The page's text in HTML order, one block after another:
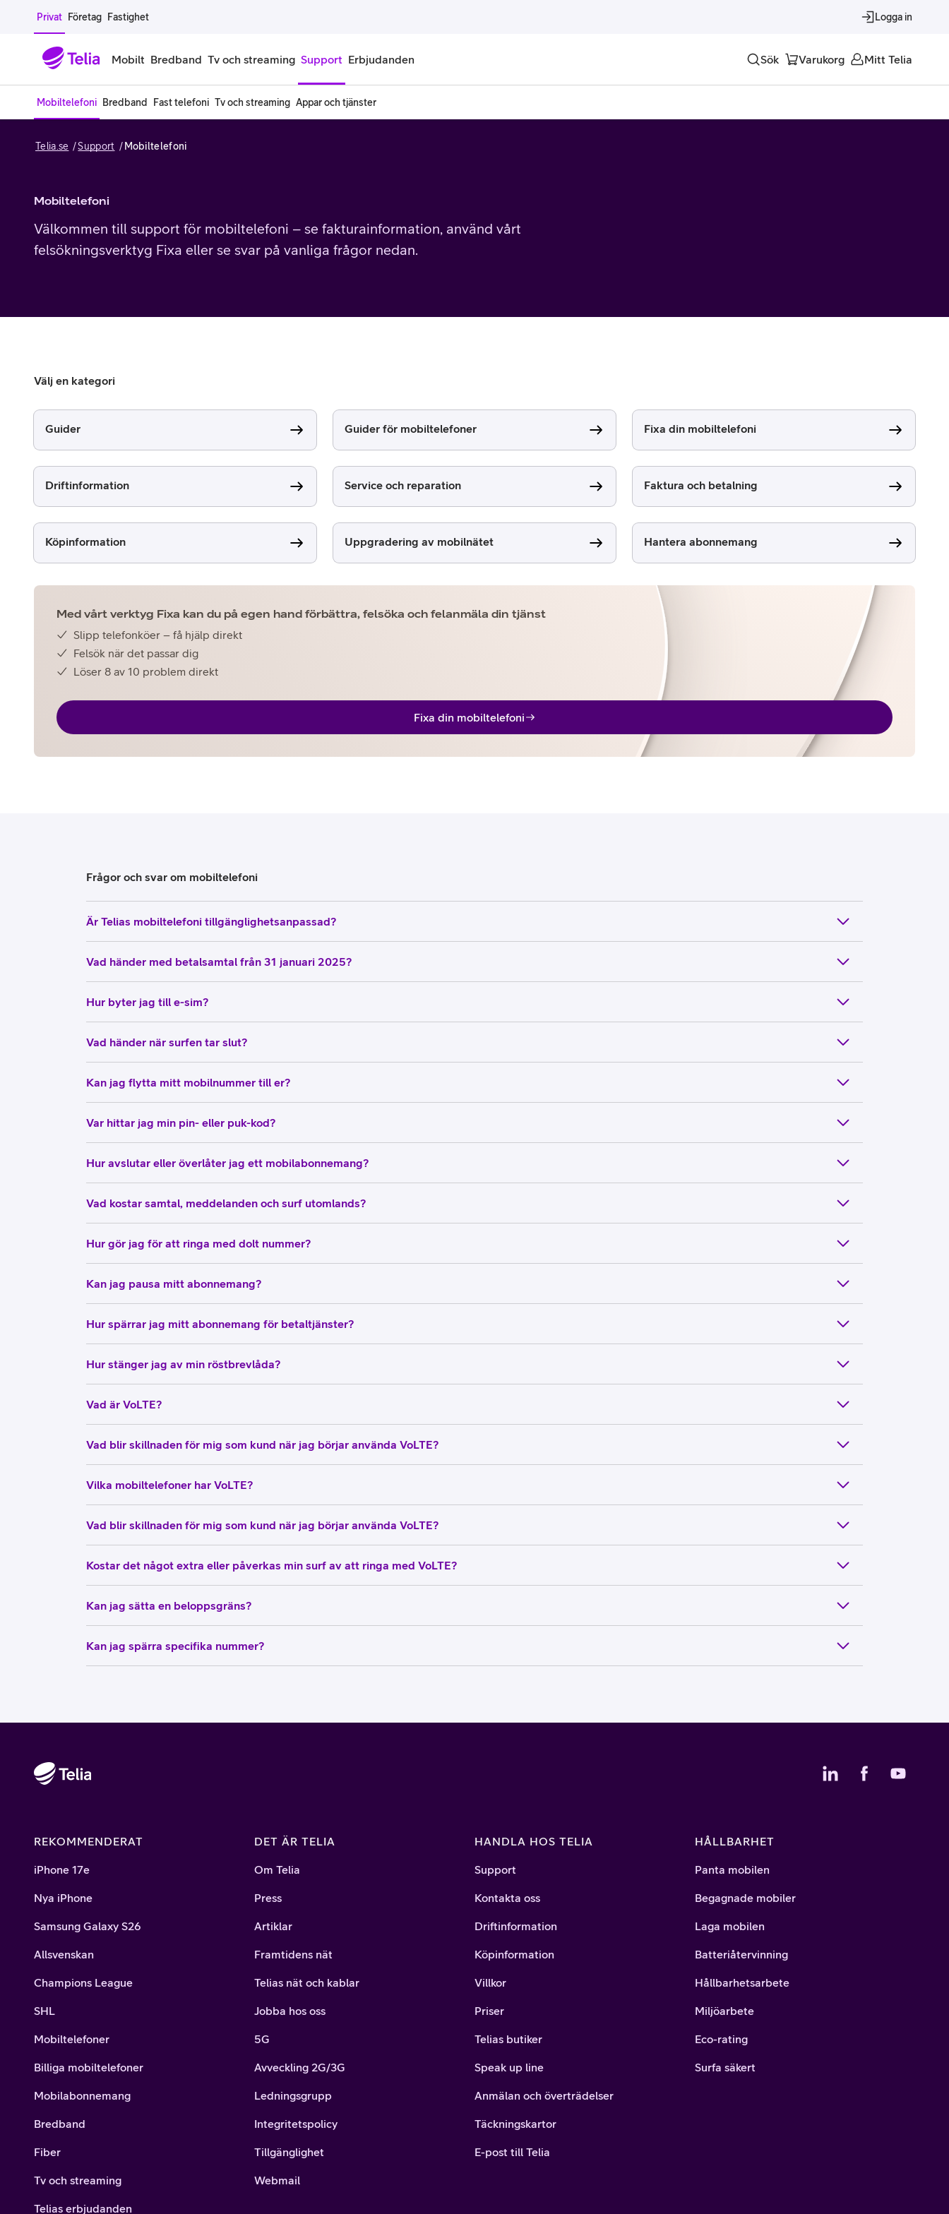
Gå till sidans innehåll
Privat Företag Fastighet Logga in
Mobilt
iPhone
Alla mobiltelefoner
Billiga mobiltelefoner
Laddare
Mobilabonnemang för pensionär
Smartwatches
Alla smartwatches
Surfplattor
Tillbehör
Bredband Tv och streaming Support Erbjudanden Sök Varukorg Mitt Telia
Mobiltelefoni Bredband Fast telefoni Tv och streaming Appar och tjänster
Telia.se Support Mobiltelefoni
Mobiltelefoni
Välkommen till support för mobiltelefoni – se fakturainformation, använd vårt
felsökningsverktyg Fixa eller se svar på vanliga frågor nedan.
Välj en kategori
Guider Guider för mobiltelefoner Fixa din mobiltelefoni
Driftinformation Service och reparation Faktura och betalning
Köpinformation Uppgradering av mobilnätet Hantera abonnemang
Med vårt verktyg Fixa kan du på egen hand förbättra, felsöka och felanmäla din tjänst
Slipp telefonköer – få hjälp direkt
Felsök när det passar dig
Löser 8 av 10 problem direkt
Fixa din mobiltelefoni
Frågor och svar om mobiltelefoni
Är Telias mobiltelefoni tillgänglighetsanpassad?
Vad händer med betalsamtal från 31 januari 2025?
Hur byter jag till e-sim?
Vad händer när surfen tar slut?
Kan jag flytta mitt mobilnummer till er?
Var hittar jag min pin- eller puk-kod?
Hur avslutar eller överlåter jag ett mobilabonnemang?
Vad kostar samtal, meddelanden och surf utomlands?
Hur gör jag för att ringa med dolt nummer?
Kan jag pausa mitt abonnemang?
Hur spärrar jag mitt abonnemang för betaltjänster?
Hur stänger jag av min röstbrevlåda?
Vad är VoLTE?
Vad blir skillnaden för mig som kund när jag börjar använda VoLTE?
Vilka mobiltelefoner har VoLTE?
Vad blir skillnaden för mig som kund när jag börjar använda VoLTE?
Kostar det något extra eller påverkas min surf av att ringa med VoLTE?
Kan jag sätta en beloppsgräns?
Kan jag spärra specifika nummer?
REKOMMENDERAT
iPhone 17e
Nya iPhone
Samsung Galaxy S26
Allsvenskan
Champions League
SHL
Mobiltelefoner
Billiga mobiltelefoner
Mobilabonnemang
Bredband
Fiber
Tv och streaming
Telias erbjudanden
DET ÄR TELIA
Om Telia
Press
Artiklar
Framtidens nät
Telias nät och kablar
Jobba hos oss
5G
Avveckling 2G/3G
Ledningsgrupp
Integritetspolicy
Tillgänglighet
Webmail
HANDLA HOS TELIA
Support
Kontakta oss
Driftinformation
Köpinformation
Villkor
Priser
Telias butiker
Speak up line
Anmälan och överträdelser
Täckningskartor
E-post till Telia
HÅLLBARHET
Panta mobilen
Begagnade mobiler
Laga mobilen
Batteriåtervinning
Hållbarhetsarbete
Miljöarbete
Eco-rating
Surfa säkert